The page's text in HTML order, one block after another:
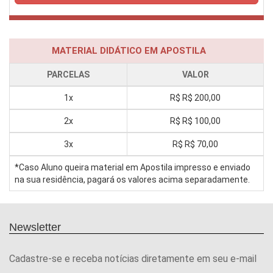
MATERIAL DIDÁTICO EM APOSTILA
PARCELAS VALOR
1x R$ R$ 200,00
2x R$ R$ 100,00
3x R$ R$ 70,00
*Caso Aluno queira material em Apostila impresso e enviado
na sua residência, pagará os valores acima separadamente.
Newsletter
Cadastre-se e receba notícias diretamente em seu e-mail